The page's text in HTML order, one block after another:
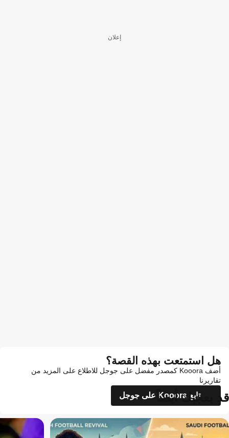
إعلان
هل استمتعت بهذه القصة؟
أضف Kooora كمصدر مفضل على جوجل للاطلاع على المزيد من
تقاريرنا
تابع Kooora على جوجل
قد يعجبك أيضاً